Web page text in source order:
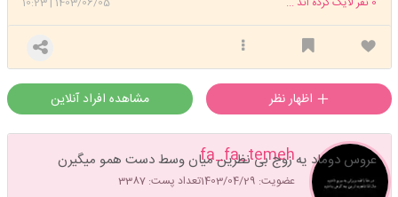
مشاهده افراد آنلاین
fa_fa_temeh
عضویت: 1403/04/29 تعداد پست: 3387
عروس دوماد یه زوج بی نظرین میان وسط دست همو میگیرن